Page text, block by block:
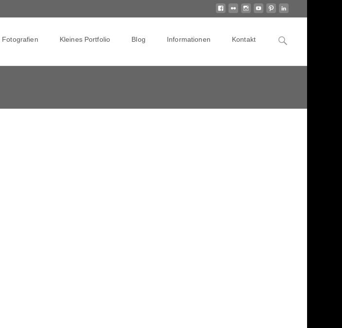
Fotografien Kleines Portfolio Blog Informationen Kontakt
Search